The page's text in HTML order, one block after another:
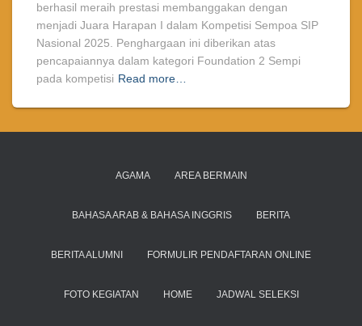
berhasil meraih prestasi membanggakan dengan
menjadi Juara Harapan I dalam Kompetisi Sempoa SIP
Nasional 2025. Penghargaan ini diberikan atas
pencapaiannya dalam kategori Foundation 2 Sempi
pada kompetisi Read more…
AGAMA AREA BERMAIN
BAHASA ARAB & BAHASA INGGRIS BERITA
BERITA ALUMNI FORMULIR PENDAFTARAN ONLINE
FOTO KEGIATAN HOME JADWAL SELEKSI